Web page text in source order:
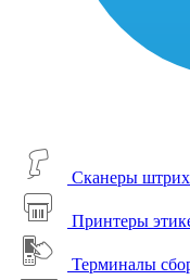
Сканеры штрих
Принтеры
Терминалы